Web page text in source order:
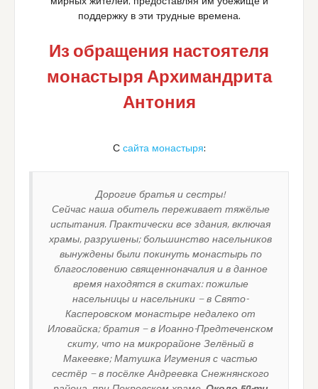
поддержку в эти трудные времена.
Из обращения настоятеля
монастыря Архимандрита
Антония
С сайта монастыря:
Дорогие братья и сестры!
Сейчас наша обитель переживает тяжёлые
испытания. Практически все здания, включая
храмы, разрушены; большинство насельников
вынуждены были покинуть монастырь по
благословению священноначалия и в данное
время находятся в скитах: пожилые
насельницы и насельники — в Свято-
Касперовском монастыре недалеко от
Иловайска; братия — в Иоанно-Предтеченском
скиту, что на микрорайоне Зелёный в
Макеевке; Матушка Игумения с частью
сестёр — в посёлке Андреевка Снежнянского